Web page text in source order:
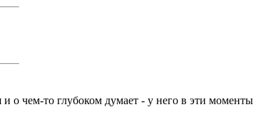
о чем-то глубоком думает - у него в эти моменты